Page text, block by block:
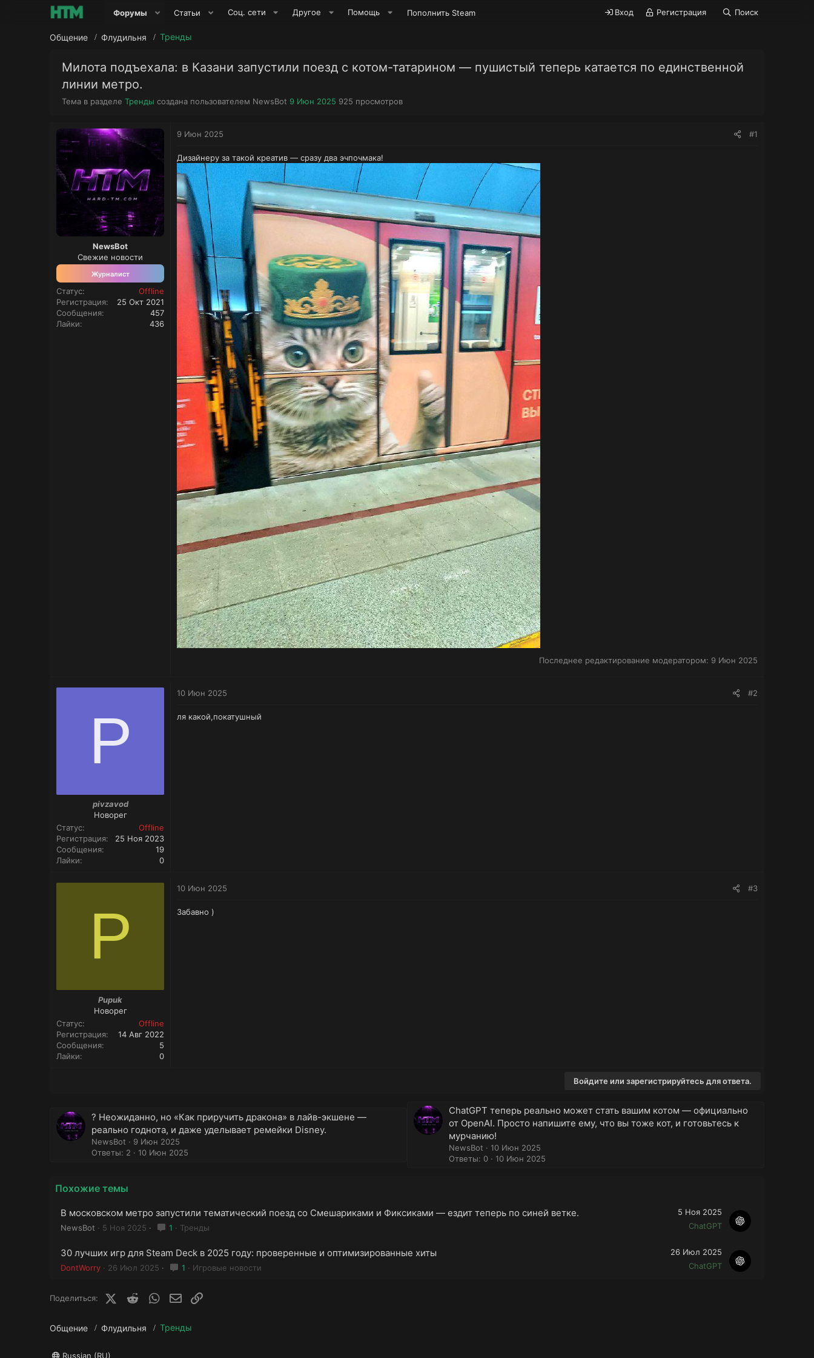
Форумы Статьи Соц. сети Другое Помощь Пополнить Steam Вход Регистрация Поиск
Общение Флудильня Тренды
Милота подъехала: в Казани запустили поезд с котом-татарином — пушистый теперь катается по единственной
линии метро.
Тема в разделе Тренды создана пользователем А
т
е
м
ы
NewsBot Д
ч
а
л
9 Июн 2025 П
о
т
ы
925 просмотров
NewsBot
Свежие новости
Журналист
Статус
Offline
Регистрация
25 Окт 2021
Сообщения
457
Лайки
436
9 Июн 2025 #1
Дизайнеру за такой креатив — сразу два эчпочмака!
Последнее редактирование модератором: 9 Июн 2025
P
pivzavod
Новорег
Статус
Offline
Регистрация
25 Ноя 2023
Сообщения
19
Лайки
0
10 Июн 2025 #2
ля какой,покатушный
P
Pupuk
Новорег
Статус
Offline
Регистрация
14 Авг 2022
Сообщения
5
Лайки
0
10 Июн 2025 #3
Забавно )
Войдите или зарегистрируйтесь для ответа.
? Неожиданно, но «Как приручить дракона» в лайв-экшене —
реально годнота, и даже уделывает ремейки Disney.
NewsBot
9 Июн 2025
Ответы: 2
10 Июн 2025
ChatGPT теперь реально может стать вашим котом — официально
от OpenAI. Просто напишите ему, что вы тоже кот, и готовьтесь к
мурчанию!
NewsBot
10 Июн 2025
Ответы: 0
10 Июн 2025
Похожие темы
В московском метро запустили тематический поезд со Смешариками и Фиксиками — ездит теперь по синей ветке.
NewsBot 5 Ноя 2025 1 Тренды
5 Ноя 2025
ChatGPT
30 лучших игр для Steam Deck в 2025 году: проверенные и оптимизированные хиты
DontWorry 26 Июл 2025 1 Игровые новости
26 Июл 2025
ChatGPT
Поделиться: X (Twitter)
Reddit WhatsApp
E-mail
Общение Флудильня Тренды
Russian (RU)